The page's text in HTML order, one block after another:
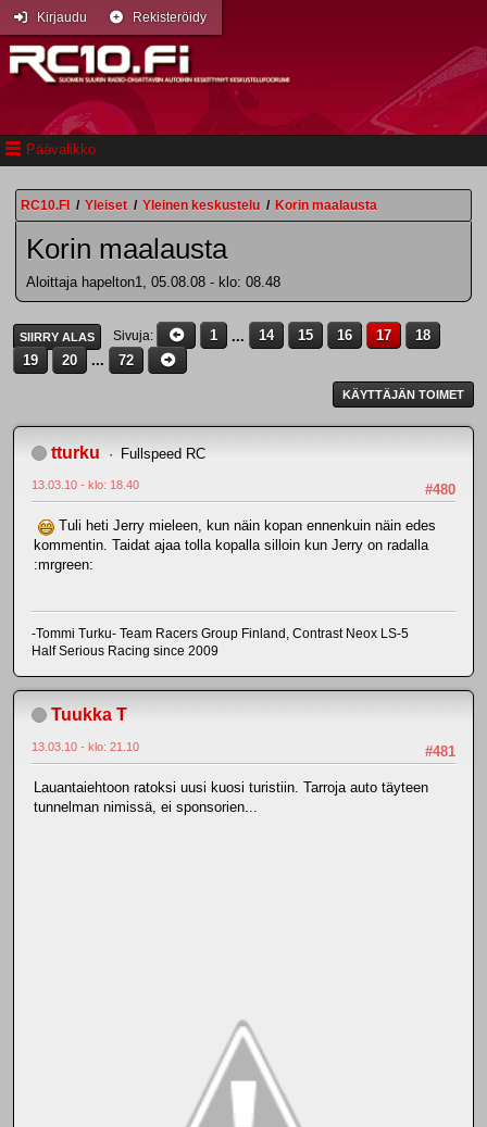
Päävalikko
Kirjaudu Rekisteröidy
RC10.FI / Yleiset / Yleinen keskustelu / Korin maalausta
Korin maalausta
Aloittaja hapelton1, 05.08.08 - klo: 08.48
SIIRRY ALAS Sivuja 1 ... 14 15 16 17
18
19
20 ... 72
KÄYTTÄJÄN TOIMET
tturku Fullspeed RC
#480
13.03.10 - klo: 18.40
Tuli heti Jerry mieleen, kun näin kopan ennenkuin näin edes
kommentin. Taidat ajaa tolla kopalla silloin kun Jerry on radalla
:mrgreen:
-Tommi Turku- Team Racers Group Finland, Contrast Neox LS-5
Half Serious Racing since 2009
Tuukka T
#481
13.03.10 - klo: 21.10
Lauantaiehtoon ratoksi uusi kuosi turistiin. Tarroja auto täyteen
tunnelman nimissä, ei sponsorien...